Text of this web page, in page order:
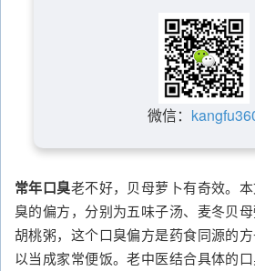
微信：
常年口臭老不好，贝母萝卜有奇效。
臭的偏方，分别为五味子汤、麦冬贝
胡桃粥，这个口臭偏方是药食同源的
以当成家常便饭。老中医结合具体的